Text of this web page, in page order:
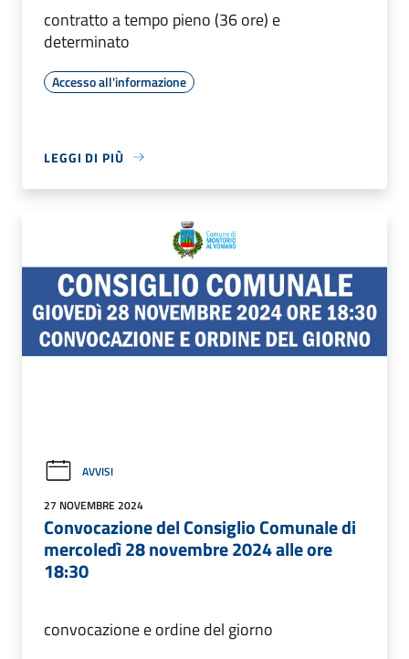
contratto a tempo pieno (36 ore) e
determinato
Accesso all'informazione
LEGGI DI PIÙ
AVVISI
27 NOVEMBRE 2024
Convocazione del Consiglio Comunale di
mercoledì 28 novembre 2024 alle ore
18:30
convocazione e ordine del giorno